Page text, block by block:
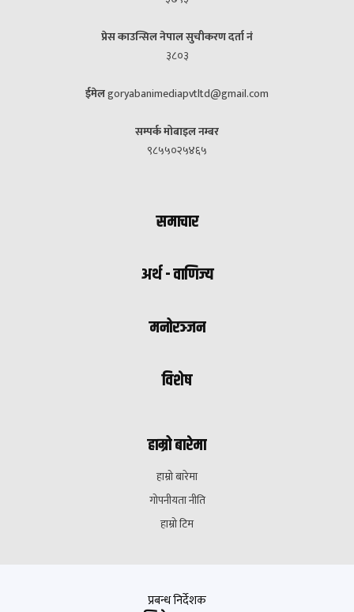
प्रेस काउन्सिल नेपाल सुचीकरण दर्ता नं
३८०३
ईमेलgoryabanimediapvtltd@gmail.com
सम्पर्क मोबाइल नम्बर
९८५५०२५४६५
समाचार
अर्थ - वाणिज्य
मनोरञ्जन
विशेष
हाम्रो बारेमा
हाम्रो बारेमा
गोपनीयता नीति
हाम्रो टिम
प्रबन्ध निर्देशक